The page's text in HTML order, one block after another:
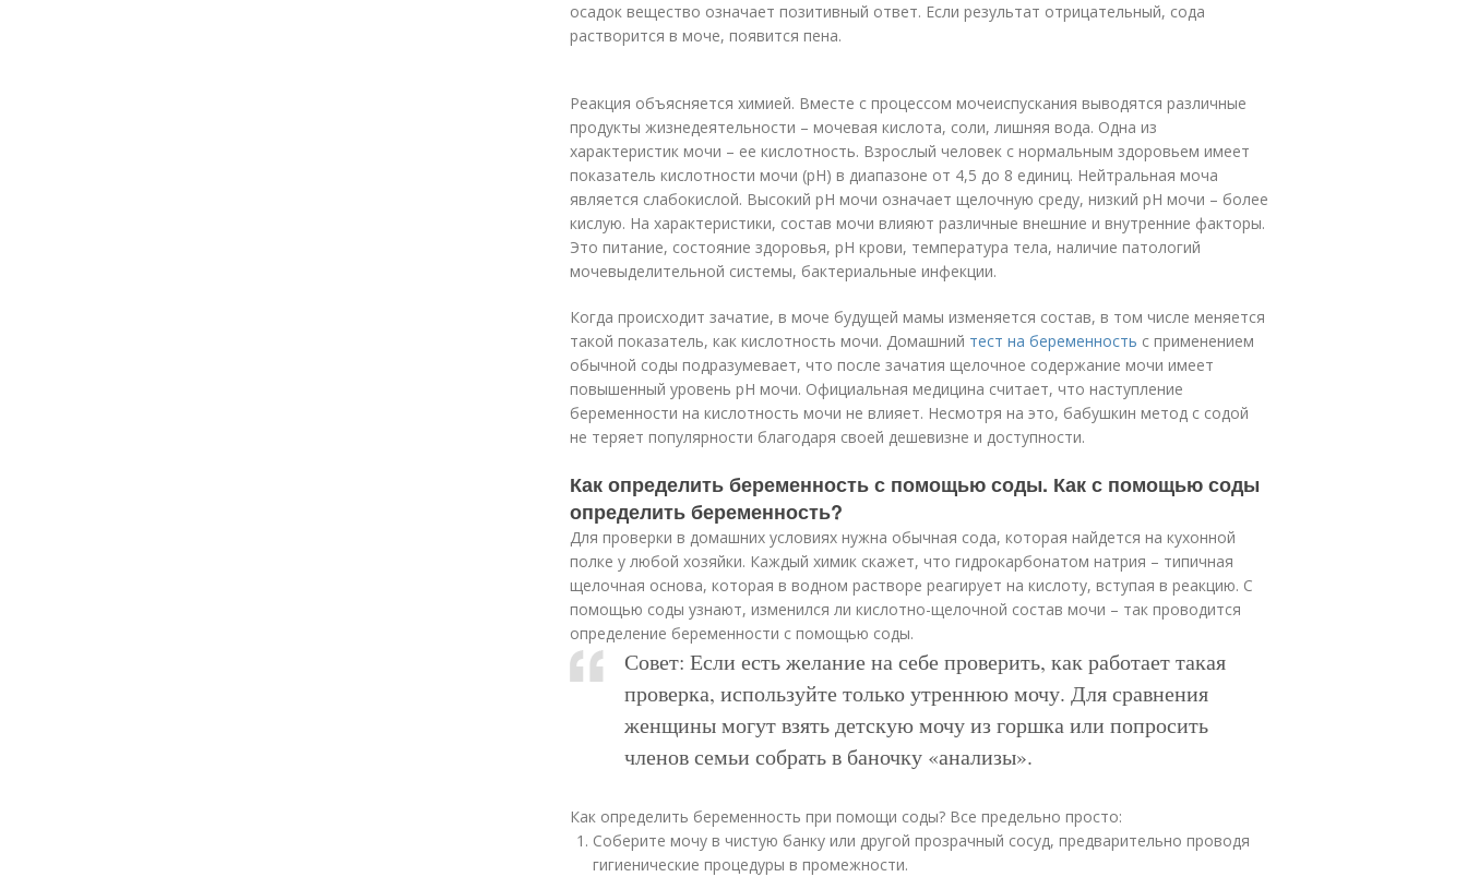
осадок вещество означает позитивный ответ. Если результат отрицательный, сода
растворится в моче, появится пена.
Реакция объясняется химией. Вместе с процессом мочеиспускания выводятся различные
продукты жизнедеятельности – мочевая кислота, соли, лишняя вода. Одна из
характеристик мочи – ее кислотность. Взрослый человек с нормальным здоровьем имеет
показатель кислотности мочи (pH) в диапазоне от 4,5 до 8 единиц. Нейтральная моча
является слабокислой. Высокий pH мочи означает щелочную среду, низкий pH мочи – более
кислую. На характеристики, состав мочи влияют различные внешние и внутренние факторы.
Это питание, состояние здоровья, pH крови, температура тела, наличие патологий
мочевыделительной системы, бактериальные инфекции.
Когда происходит зачатие, в моче будущей мамы изменяется состав, в том числе меняется
такой показатель, как кислотность мочи. Домашний тест на беременность с применением
обычной соды подразумевает, что после зачатия щелочное содержание мочи имеет
повышенный уровень pH мочи. Официальная медицина считает, что наступление
беременности на кислотность мочи не влияет. Несмотря на это, бабушкин метод с содой
не теряет популярности благодаря своей дешевизне и доступности.
Как определить беременность с помощью соды. Как с помощью соды
определить беременность?
Для проверки в домашних условиях нужна обычная сода, которая найдется на кухонной
полке у любой хозяйки. Каждый химик скажет, что гидрокарбонатом натрия – типичная
щелочная основа, которая в водном растворе реагирует на кислоту, вступая в реакцию. С
помощью соды узнают, изменился ли кислотно-щелочной состав мочи – так проводится
определение беременности с помощью соды.
Совет: Если есть желание на себе проверить, как работает такая
проверка, используйте только утреннюю мочу. Для сравнения
женщины могут взять детскую мочу из горшка или попросить
членов семьи собрать в баночку «анализы».
Как определить беременность при помощи соды? Все предельно просто:
Соберите мочу в чистую банку или другой прозрачный сосуд, предварительно проводя
гигиенические процедуры в промежности.